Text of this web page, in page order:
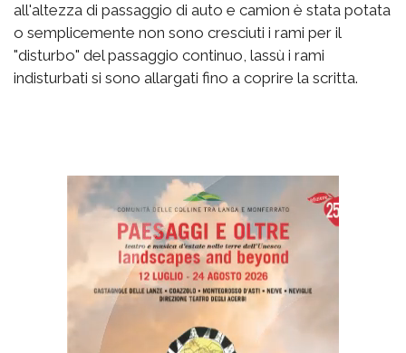
all'altezza di passaggio di auto e camion è stata potata
o semplicemente non sono cresciuti i rami per il
"disturbo" del passaggio continuo, lassù i rami
indisturbati si sono allargati fino a coprire la scritta.